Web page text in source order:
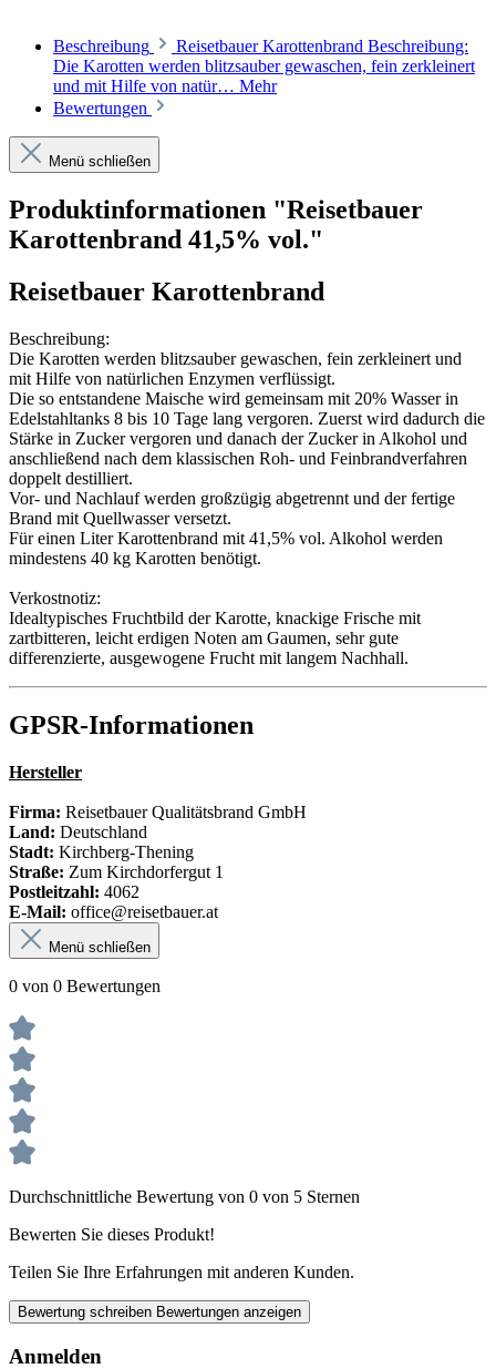
Beschreibung
Reisetbauer Karottenbrand Beschreibung:
Die Karotten werden blitzsauber gewaschen, fein zerkleinert
und mit Hilfe von natür… Mehr
Bewertungen
Menü schließen
Produktinformationen "Reisetbauer
Karottenbrand 41,5% vol."
Reisetbauer Karottenbrand
Beschreibung:
Die Karotten werden blitzsauber gewaschen, fein zerkleinert und
mit Hilfe von natürlichen Enzymen verflüssigt.
Die so entstandene Maische wird gemeinsam mit 20% Wasser in
Edelstahltanks 8 bis 10 Tage lang vergoren. Zuerst wird dadurch die
Stärke in Zucker vergoren und danach der Zucker in Alkohol und
anschließend nach dem klassischen Roh- und Feinbrandverfahren
doppelt destilliert.
Vor- und Nachlauf werden großzügig abgetrennt und der fertige
Brand mit Quellwasser versetzt.
Für einen Liter Karottenbrand mit 41,5% vol. Alkohol werden
mindestens 40 kg Karotten benötigt.
Verkostnotiz:
Idealtypisches Fruchtbild der Karotte, knackige Frische mit
zartbitteren, leicht erdigen Noten am Gaumen, sehr gute
differenzierte, ausgewogene Frucht mit langem Nachhall.
GPSR-Informationen
Hersteller
Firma: Reisetbauer Qualitätsbrand GmbH
Land: Deutschland
Stadt: Kirchberg-Thening
Straße: Zum Kirchdorfergut 1
Postleitzahl: 4062
E-Mail: office@reisetbauer.at
Menü schließen
0 von 0 Bewertungen
Durchschnittliche Bewertung von 0 von 5 Sternen
Bewerten Sie dieses Produkt!
Teilen Sie Ihre Erfahrungen mit anderen Kunden.
Bewertung schreiben Bewertungen anzeigen
Anmelden